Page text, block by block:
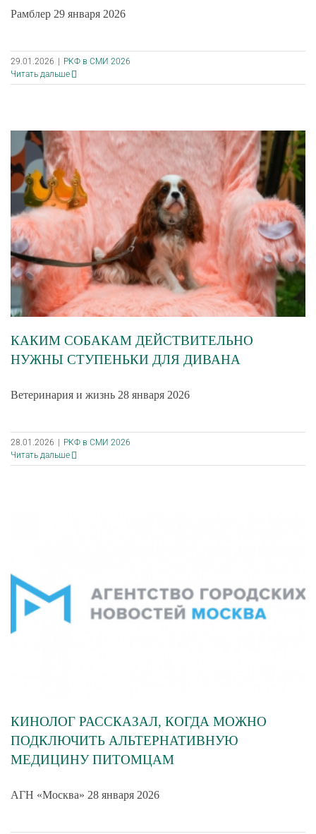
Рамблер 29 января 2026
29.01.2026
РКФ в СМИ 2026
Читать дальше
КАКИМ СОБАКАМ ДЕЙСТВИТЕЛЬНО
НУЖНЫ СТУПЕНЬКИ ДЛЯ ДИВАНА
Ветеринария и жизнь 28 января 2026
28.01.2026
РКФ в СМИ 2026
Читать дальше
КИНОЛОГ РАССКАЗАЛ, КОГДА МОЖНО
ПОДКЛЮЧИТЬ АЛЬТЕРНАТИВНУЮ
МЕДИЦИНУ ПИТОМЦАМ
АГН «Москва» 28 января 2026